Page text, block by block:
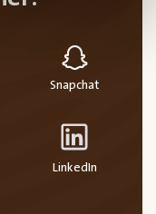
Snapchat
LinkedIn